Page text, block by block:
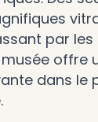
par
offre
dans le